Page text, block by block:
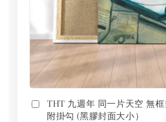
THT 九週年 同一片天空 無
附掛勾 (黑膠封面大小）